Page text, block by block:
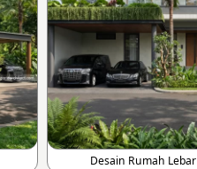
Desain Rumah Lebar